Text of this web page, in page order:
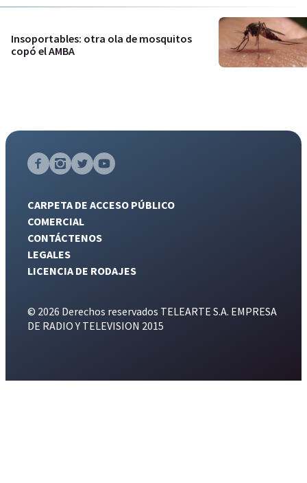
Insoportables: otra ola de mosquitos
copó el AMBA
CARPETA DE ACCESO PÚBLICO
COMERCIAL
CONTÁCTENOS
LEGALES
LICENCIA DE RODAJES
© 2026 Derechos reservados TELEARTE S.A. EMPRESA
DE RADIO Y TELEVISION 2015